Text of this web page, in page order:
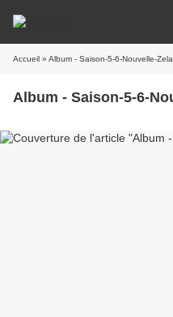
Accueil » Album - Saison-5-6-Nouvelle-
Album - Saison-5-6-